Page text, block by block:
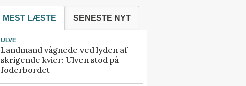
MEST LÆSTE SENESTE NYT
ULVE
Landmand vågnede ved lyden af
skrigende kvier: Ulven stod på
foderbordet